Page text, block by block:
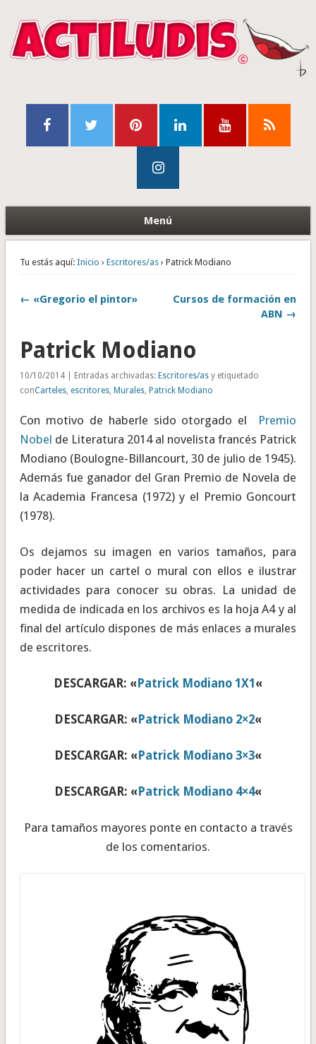
Menú
Tu estás aquí: Inicio › Escritores/as› Patrick Modiano
← «Gregorio el pintor»
Cursos de formación en
ABN →
Patrick Modiano
10/10/2014 | Entradas archivadas: Escritores/asy etiquetado
conCarteles, escritores, Murales, Patrick Modiano
Con motivo de haberle sido otorgado el Premio
Nobel de Literatura 2014 al novelista francés Patrick
Modiano (Boulogne-Billancourt, 30 de julio de 1945).
Además fue ganador del Gran Premio de Novela de
la Academia Francesa (1972) y el Premio Goncourt
(1978).
Os dejamos su imagen en varios tamaños, para
poder hacer un cartel o mural con ellos e ilustrar
actividades para conocer su obras. La unidad de
medida de indicada en los archivos es la hoja A4 y al
final del artículo dispones de más enlaces a murales
de escritores.
DESCARGAR: « Patrick Modiano 1X1 «
DESCARGAR: « Patrick Modiano 2×2«
DESCARGAR: « Patrick Modiano 3×3«
DESCARGAR: « Patrick Modiano 4×4«
Para tamaños mayores ponte en contacto a través
de los comentarios.